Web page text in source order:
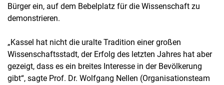
Bürger ein, auf dem Bebelplatz für die Wissenschaft zu
demonstrieren.
„Kassel hat nicht die uralte Tradition einer großen
Wissenschaftsstadt, der Erfolg des letzten Jahres hat aber
gezeigt, dass es ein breites Interesse in der Bevölkerung
gibt“, sagte Prof. Dr. Wolfgang Nellen (Organisationsteam